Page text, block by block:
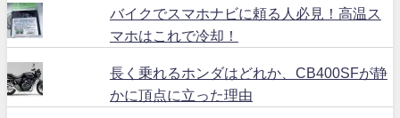
バイクでスマホナビに頼る人必見！高温ス
マホはこれで冷却！
長く乗れるホンダはどれか、CB400SFが静
かに頂点に立った理由